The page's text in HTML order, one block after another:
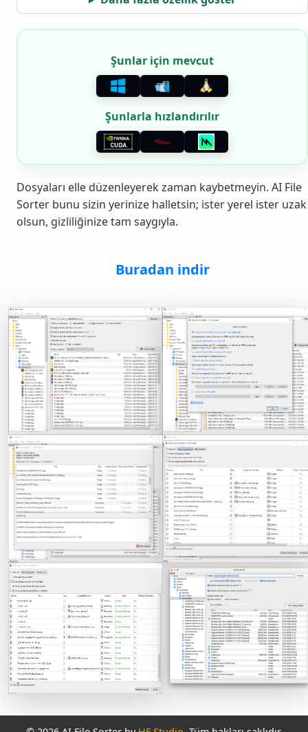
Şunlar için mevcut
Şunlarla hızlandırılır
Dosyaları elle düzenleyerek zaman kaybetmeyin. AI File
Sorter bunu sizin yerinize halletsin; ister yerel ister uzak
olsun, gizliliğinize tam saygıyla.
Buradan indir